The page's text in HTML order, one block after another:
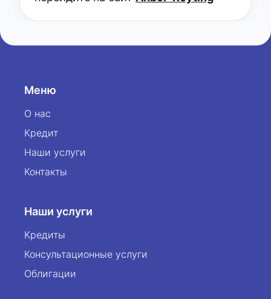
Меню
О нас
Кредит
Наши услуги
Контакты
Наши услуги
Кредиты
Консультационные услуги
Облигации